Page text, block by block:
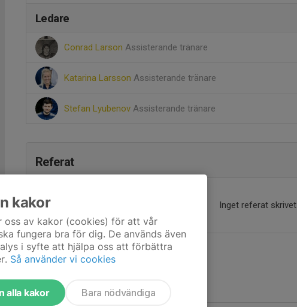
Ledare
Conrad Larson Assisterande tränare
Katarina Larsson Assisterande tränare
Stefan Lyubenov Assisterande tränare
Referat
Inget referat skrivet
kakor
oss av kakor (cookies) för att vår
fungera bra för dig. De används även
i syfte att hjälpa oss att förbättra
Så använder vi cookies
alla kakor Bara nödvändiga